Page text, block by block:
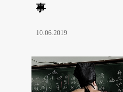
事
10.06.2019